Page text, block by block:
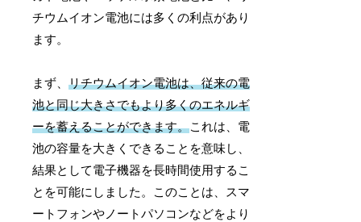
チウムイオン電池には多くの利点があり
ます。
まず、リチウムイオン電池は、従来の電
池と同じ大きさでもより多くのエネルギ
ーを蓄えることができます。これは、電
池の容量を大きくできることを意味し、
結果として電子機器を長時間使用するこ
とを可能にしました。このことは、スマ
ートフォンやノートパソコンなどをより